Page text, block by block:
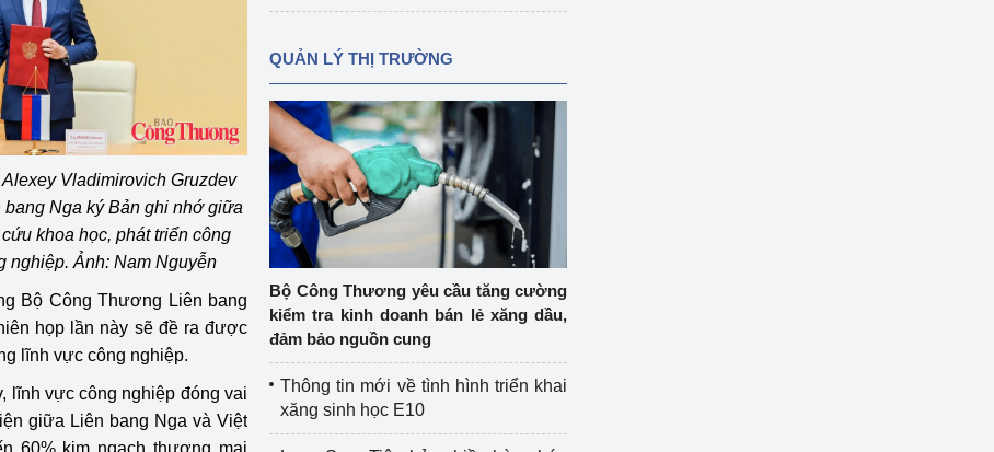
Vladimirovich Gruzdev
Nga ký Bản ghi nhớ giữa
khoa học, phát triển công
nghiệp. Ảnh: Nam Nguyễn
Bộ Công Thương Liên bang
họp lần này sẽ đề ra được
lĩnh vực công nghiệp.
lĩnh vực công nghiệp đóng vai
giữa Liên bang Nga và Việt
60% kim ngạch thương mại
QUẢN LÝ THỊ TRƯỜNG
Bộ Công Thương yêu cầu tăng cường
kiểm tra kinh doanh bán lẻ xăng dầu,
đảm bảo nguồn cung
Thông tin mới về tình hình triển khai
xăng sinh học E10